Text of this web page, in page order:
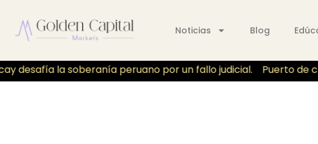
Noticias Blog
desafía la soberanía peruano por un fallo judicial. Puerto de